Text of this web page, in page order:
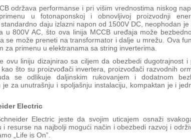
održava performanse i pri višim vrednostima niskog
u fotonaponskoj i obnovljivoj proizvodnji
daju izlazni napon od 1500V DC, neophodan je
u 800V AC, što ova linija MCCB uređaja može
se može preneti na transformator i dalje u mrežu. Ova
za primenu u elektranama sa string inverterima.
ovu liniju dizajnirao sa ciljem da obezbedi dugotrajnost i
što su proizvođači invertera, proizvođači razvodnih
se odlikuje daljinskim rukovanjem i dodatnom
za unutrašnju i spoljašnju instalaciju, kompaktan je i
Electric
Electric jeste da svojim uticajem osnaži
i resurse na najbolji mogući način i obezbedi razvoj i
„Life is On”.